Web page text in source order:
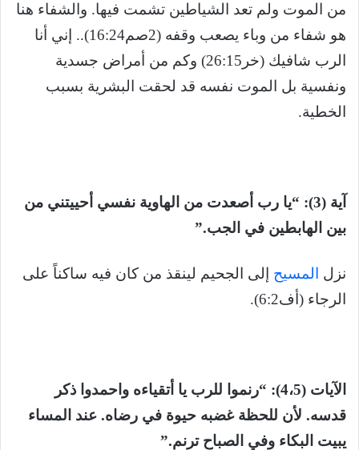
من الموت ولم تعد الشياطين تشمت فيها. والشفاء هنا
هو شفاء من وباء يصعب وقفه (2صم16:24).. إني أنا
الرب شافيك (خر26:15) وكم من أمراض جسدية
ونفسية بل الموت نفسه قد لحقت البشرية بسبب
الخطية.
آية (3): “يا رب أصعدت من الهاوية نفسي أحييتني من
بين الهابطين في الجب.”
نزل المسيح إلى الجحيم لينقذ من كان فيه ساكناً على
الرجاء (أف6:2).
الآيات (4،5): “رنموا للرب يا أتقياءه واحمدوا ذكر
قدسه. لأن للحظة غضبه حيوة في رضاه. عند المساء
يبيت البكاء وفي الصباح ترنم.”